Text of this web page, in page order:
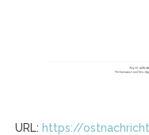
URL: https://